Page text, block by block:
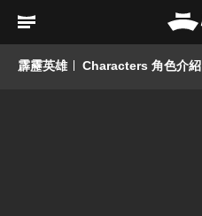
霹靂英雄 Characters 角色介紹